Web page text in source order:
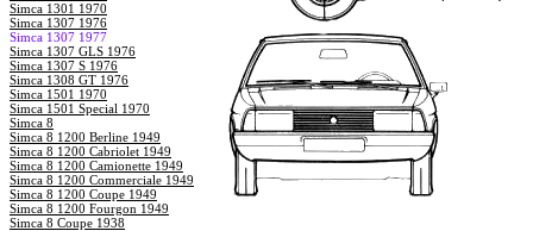
Simca 1301 1970
Simca 1307 1976
Simca 1307 1977
Simca 1307 GLS 1976
Simca 1307 S 1976
Simca 1308 GT 1976
Simca 1501 1970
Simca 1501 Special 1970
Simca 8
Simca 8 1200 Berline 1949
Simca 8 1200 Cabriolet 1949
Simca 8 1200 Camionette 1949
Simca 8 1200 Commerciale 1949
Simca 8 1200 Coupe 1949
Simca 8 1200 Fourgon 1949
Simca 8 Coupe 1938